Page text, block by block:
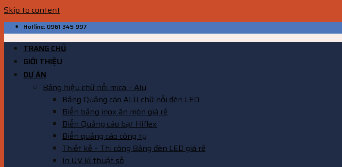
Skip to content
Hotline: 0961 345 997
TRANG CHỦ
GIỚI THIỆU
DỰ ÁN
Bảng hiệu chữ nổi mica – Alu
Bảng Quảng cáo ALU chữ nổi đèn LED
Biển bảng inox ăn mòn giá rẻ
Biển Quảng cáo bạt Hiflex
Biển quảng cáo công ty
Thiết kế – Thi công Bảng đèn LED giá rẻ
In UV kĩ thuật số